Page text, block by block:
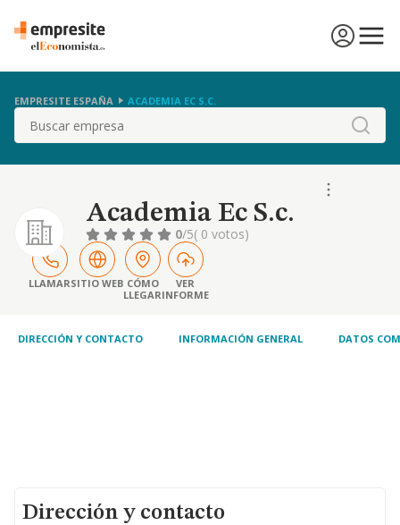
EMPRESITE ESPAÑA ACADEMIA EC S.C.
Buscar
Academia Ec S.c.
0/5( 0 votos)
LLAMARSITIO WEB CÓMO
LLEGAR
VER
INFORME
DIRECCIÓN Y CONTACTO INFORMACIÓN GENERAL DATOS
Dirección y contacto